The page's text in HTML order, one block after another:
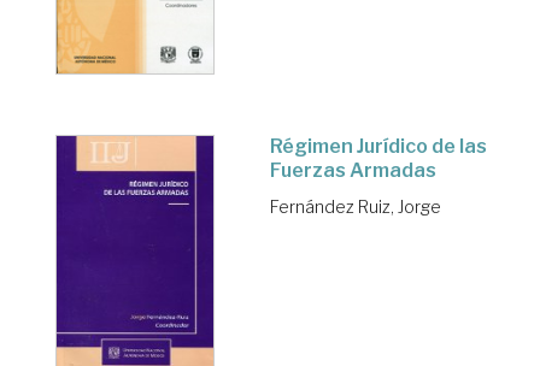
Régimen Jurídico de las
Fuerzas Armadas
Fernández Ruiz, Jorge